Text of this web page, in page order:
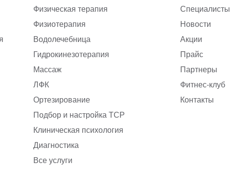
Физическая терапия
Физиотерапия
Водолечебница
Гидрокинезотерапия
Массаж
ЛФК
Ортезирование
Подбор и настройка ТСР
Клиническая психология
Диагностика
Все услуги
Специалисты
Новости
Акции
Прайс
Партнеры
Фитнес-клуб
Контакты